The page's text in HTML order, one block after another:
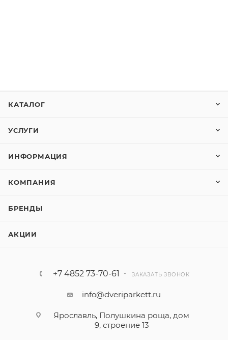
КАТАЛОГ
УСЛУГИ
ИНФОРМАЦИЯ
КОМПАНИЯ
БРЕНДЫ
АКЦИИ
+7 4852 73-70-61 ЗАКАЗАТЬ ЗВОНОК
info@dveriparkett.ru
Ярославль, Полушкина роща, дом
9, строение 13